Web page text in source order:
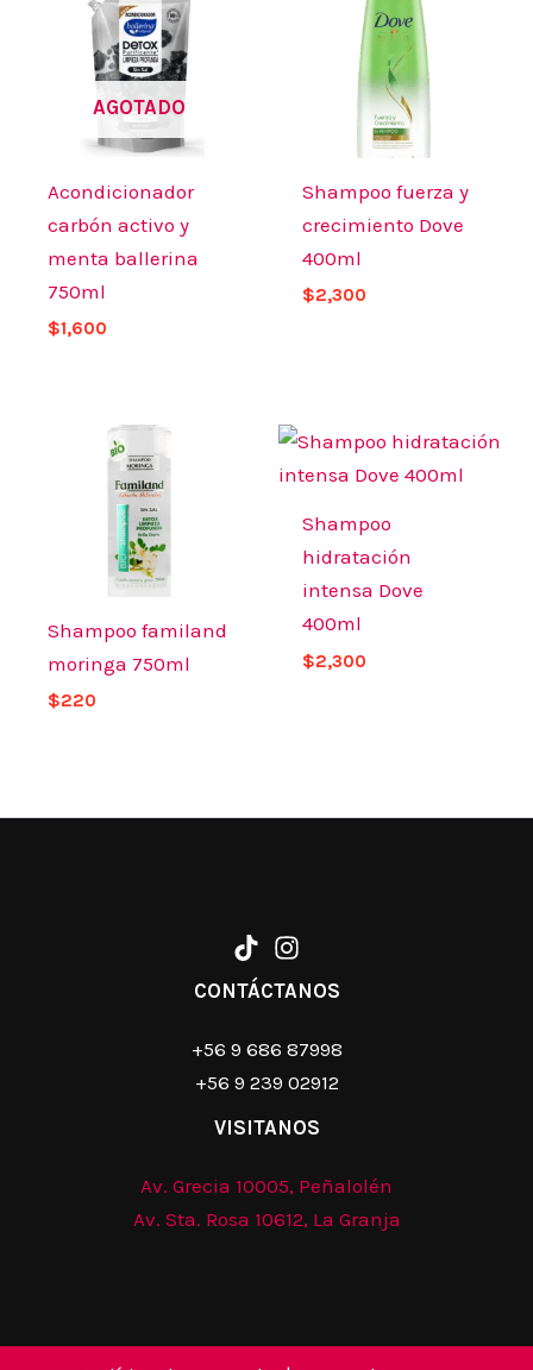
AGOTADO
Acondicionador
carbón activo y
menta ballerina
750ml
$1,600
Shampoo fuerza y
crecimiento Dove
400ml
$2,300
Shampoo familand
moringa 750ml
$220
Shampoo
hidratación
intensa Dove
400ml
$2,300
CONTÁCTANOS
+56 9 686 87998
+56 9 239 02912
VISITANOS
Av. Grecia 10005, Peñalolén
Av. Sta. Rosa 10612, La Granja